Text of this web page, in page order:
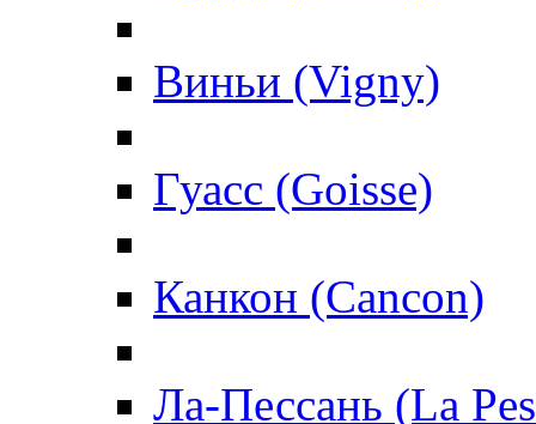
Виньи (Vigny)
Гуасс (Goisse)
Канкон (Cancon)
Ла-Пессань (La